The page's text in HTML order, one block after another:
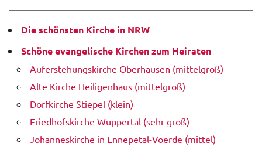
Die schönsten Kirche in NRW
Schöne evangelische Kirchen zum Heiraten
Auferstehungskirche Oberhausen (mittelgroß)
Alte Kirche Heiligenhaus (mittelgroß)
Dorfkirche Stiepel (klein)
Friedhofskirche Wuppertal (sehr groß)
Johanneskirche in Ennepetal-Voerde (mittel)